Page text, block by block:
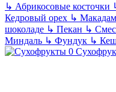
↳ Абрикосовые косточки
Кедровый орех ↳
шоколаде ↳ Пекан ↳
Миндаль ↳ Фундук ↳